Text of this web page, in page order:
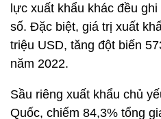
lực xuất khẩu khác đều
số. Đặc biệt, giá trị xuất
triệu USD, tăng đột biến
năm 2022.
Sầu riêng xuất khẩu chủ
Quốc, chiếm 84,3% tổng